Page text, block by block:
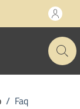
/ Faq